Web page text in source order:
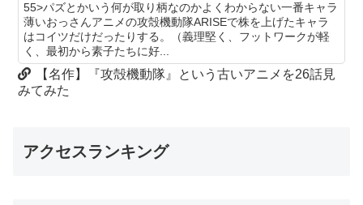
55>パズとかいう何が取り柄なのかよくわからない一番キャラ
薄いおっさんアニメの攻殻機動隊ARISEで株を上げたキャラ
はコイツだけだったりする。（義理堅く、フットワークが軽
く、最初から素子たちに好...
【名作】『攻殻機動隊』という古いアニメを26話見
みてみた
アクセスランキング